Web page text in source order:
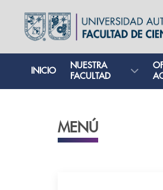
INICIO
NUESTRA
FACULTAD
MENÚ